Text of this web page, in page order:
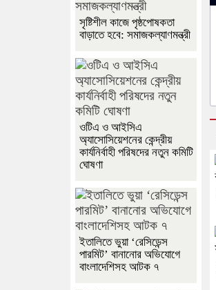
সৃষ্টিশীল কাজে পৃষ্ঠপোষকতা
বাড়াতে হবে: সমাজকল্যাণমন্ত্রী
ওটিএ ও আইসিএ
অ্যাসোসিয়েশনের কেন্দ্রীয়
কার্যনির্বাহী পরিষদের নতুন কমিটি
ঘোষণা
ইতালিতে ভুয়া ‘রেসিডেন্স
পারমিট’ বানানোর অভিযোগে
বাংলাদেশিসহ আটক ৭